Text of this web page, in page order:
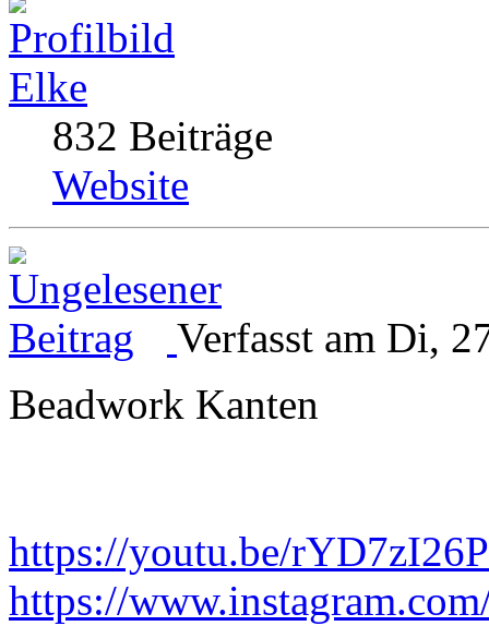
Elke
832 Beiträge
Website
Verfasst am Di,
Beadwork Kanten
https://youtu.be/
https://